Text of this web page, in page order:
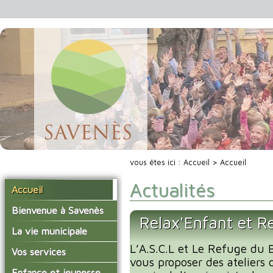
Accueil
Bienvenue à Savenès
Situer Savenès
Savenès en chiffre
L'histoire du village
La vie municipale
Vos élus
Les compte-rendus du
Vos services
La mairie
vous êtes ici : Accueil > Accueil
Actualités
Relax'Enfant et
L’A.S.C.L et Le Refuge
vous proposer des